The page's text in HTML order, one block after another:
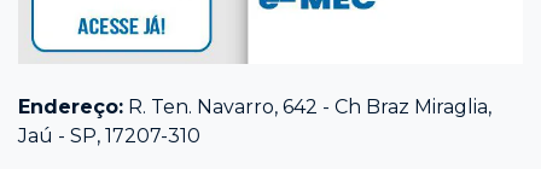
Endereço: R. Ten. Navarro, 642 - Ch Braz Miraglia,
Jaú - SP, 17207-310